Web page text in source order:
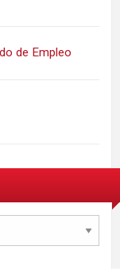
de Empleo